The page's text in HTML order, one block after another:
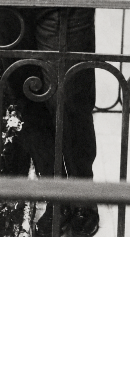
abre una nueva ventana)